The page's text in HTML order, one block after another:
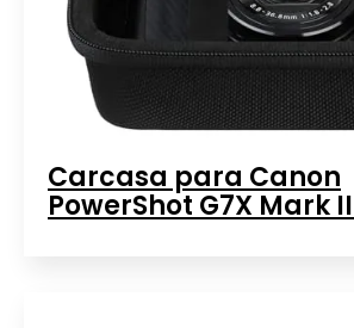
Carcasa para Canon
PowerShot G7X Mark